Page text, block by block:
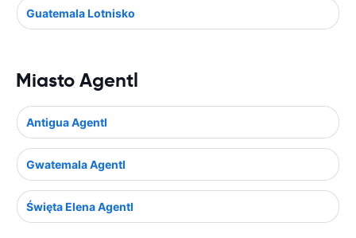
Guatemala Lotnisko
Miasto Agentl
Antigua Agentl
Gwatemala Agentl
Święta Elena Agentl